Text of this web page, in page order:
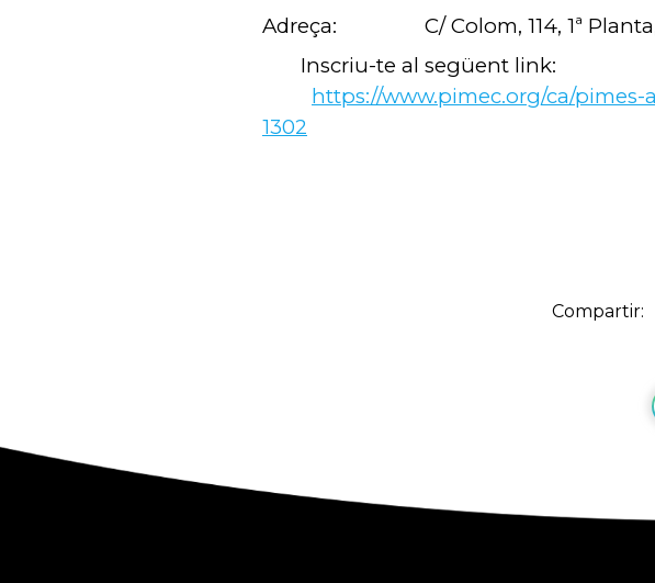
Adreça: C/ Colom, 114, 1ª Planta,
Inscriu-te al següent link:
https://www.pimec.org/ca/pimes-
1302
Compartir: